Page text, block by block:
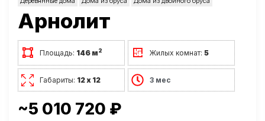
Арнолит
Площадь: 146 м2 Жилых комнат:5
Габариты: 12 х 12 3 мес
~5 010 720 ₽